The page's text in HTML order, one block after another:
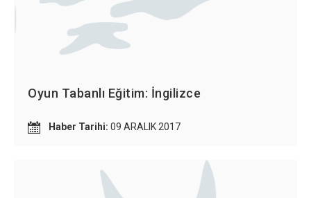
Oyun Tabanlı Eğitim: İngilizce
Haber Tarihi: 09 ARALIK 2017